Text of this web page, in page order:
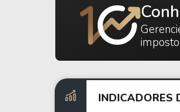
INDICADORES